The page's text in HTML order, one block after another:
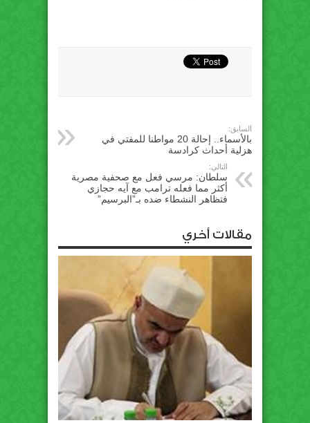
السابق:
بالأسماء.. إحالة 20 مواطنا للمفتي في
هزلية أحداث كرادسة
التالي:
سلطان: مرسي فعل مع صحفية مصرية
أكثر مما فعله ترامب مع آيه حجازي
فتظاهر النشطاء ضده بـ”البرسيم”
مقالات أخري